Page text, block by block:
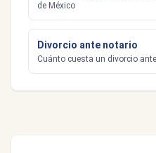
de México
Divorcio ante notario
Cuánto cuesta un divorcio